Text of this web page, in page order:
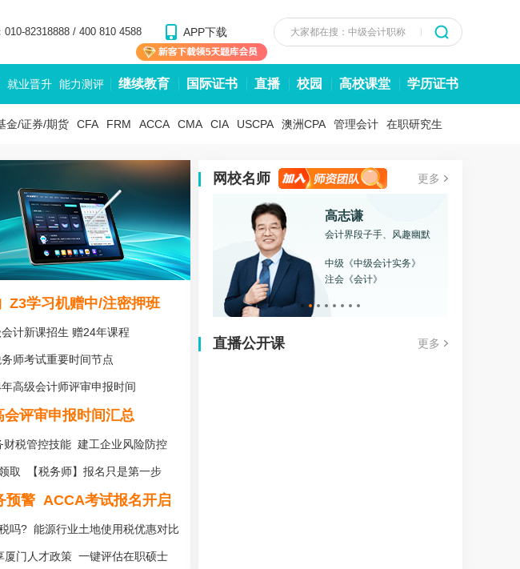
010-82318888 / 400 810 4588 APP下载 大家都在搜：中级会计职称
就业晋升 能力测评 继续教育 国际证书 直播 校园 高校课堂 学历证书
金/证券/期货 CFA FRM ACCA CMA CIA USCPA 澳洲CPA 管理会计 在职研究生
Z3学习机赠中/注密押班
计新课招生 赠24年课程
师考试重要时间节点
高级会计师评审申报时间
会评审申报时间汇总
财税管控技能 建工企业风险防控
取 【税务师】报名只是第一步
预警 ACCA考试报名开启
吗? 能源行业土地使用税优惠对比
厦门人才政策 一键评估在职硕士
网校名师 更多
高志谦
会计界段子手、风趣幽默
中级《中级会计实务》
注会《会计》
直播公开课 更多